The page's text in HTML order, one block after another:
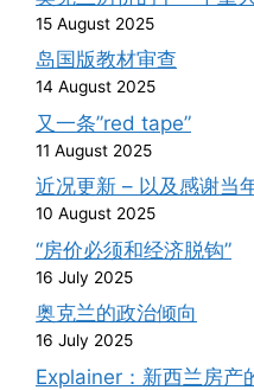
15 August 2025
岛国版教材审查
14 August 2025
又一条”red tape”
11 August 2025
近况更新 – 以及感谢当
10 August 2025
“房价必须和经济脱钩”
16 July 2025
奥克兰的政治倾向
16 July 2025
Explainer：新西兰房产